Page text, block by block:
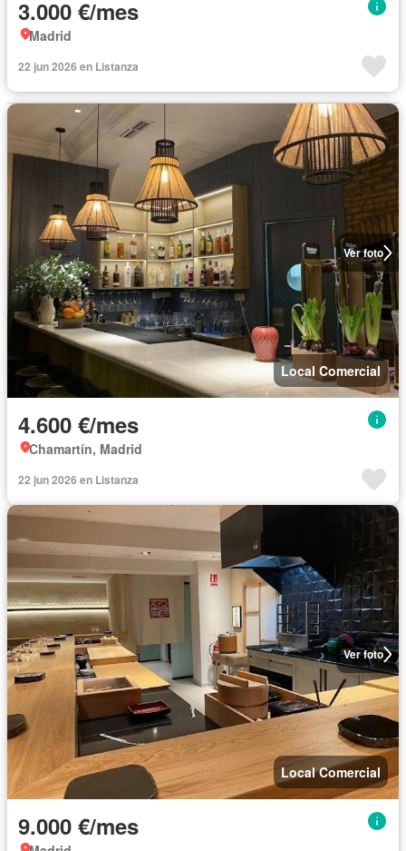
3.000 €/mes
Madrid
22 jun 2026 en Listanza
Ver foto
Local Comercial
4.600 €/mes
Chamartín, Madrid
22 jun 2026 en Listanza
Ver foto
Local Comercial
9.000 €/mes